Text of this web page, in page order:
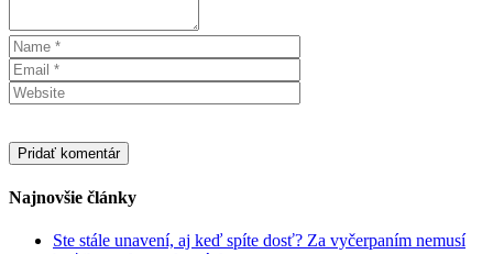
Najnovšie články
Ste stále unavení, aj keď spíte dosť? Za vyčerpaním nemusí